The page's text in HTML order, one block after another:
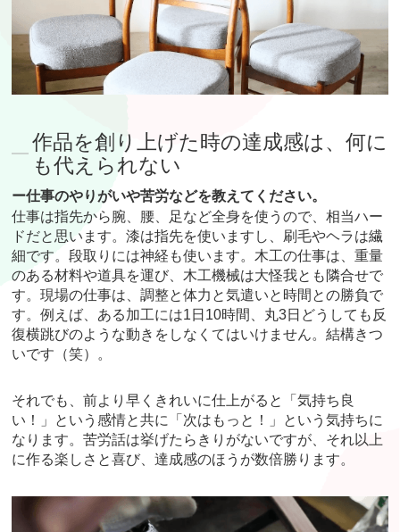
作品を創り上げた時の達成感は、何に
も代えられない
ー仕事のやりがいや苦労などを教えてください。
仕事は指先から腕、腰、足など全身を使うので、相当ハー
ドだと思います。漆は指先を使いますし、刷毛やヘラは繊
細です。段取りには神経も使います。木工の仕事は、重量
のある材料や道具を運び、木工機械は大怪我とも隣合せで
す。現場の仕事は、調整と体力と気遣いと時間との勝負で
す。例えば、ある加工には1日10時間、丸3日どうしても反
復横跳びのような動きをしなくてはいけません。結構きつ
いです（笑）。
それでも、前より早くきれいに仕上がると「気持ち良
い！」という感情と共に「次はもっと！」という気持ちに
なります。苦労話は挙げたらきりがないですが、それ以上
に作る楽しさと喜び、達成感のほうが数倍勝ります。